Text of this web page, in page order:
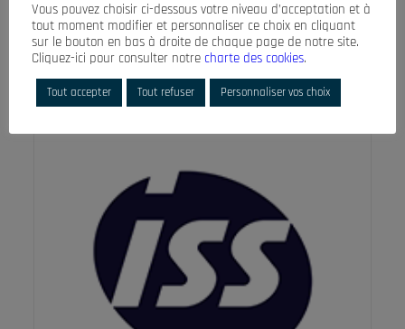
Vous pouvez choisir ci-dessous votre niveau d’acceptation et à
tout moment modifier et personnaliser ce choix en cliquant
sur le bouton en bas à droite de chaque page de notre site.
Cliquez-ici pour consulter notre charte des cookies.
Tout accepter Tout refuser Personnaliser vos choix